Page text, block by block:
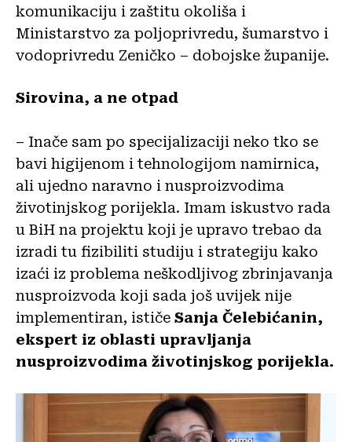
komunikaciju i zaštitu okoliša i
Ministarstvo za poljoprivredu, šumarstvo i
vodoprivredu Zeničko – dobojske županije.
Sirovina, a ne otpad
– Inače sam po specijalizaciji neko tko se
bavi higijenom i tehnologijom namirnica,
ali ujedno naravno i nusproizvodima
životinjskog porijekla. Imam iskustvo rada
u BiH na projektu koji je upravo trebao da
izradi tu fizibiliti studiju i strategiju kako
izaći iz problema neškodljivog zbrinjavanja
nusproizvoda koji sada još uvijek nije
implementiran, ističe Sanja Čelebićanin,
ekspert iz oblasti upravljanja
nusproizvodima životinjskog porijekla.